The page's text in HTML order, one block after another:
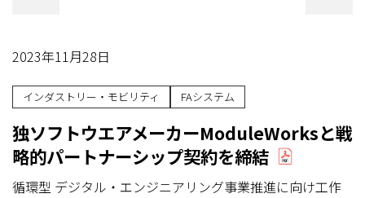
2023年11月28日
インダストリー・モビリティ FAシステム
独ソフトウエアメーカーModuleWorksと戦
略的パートナーシップ契約を締結
循環型 デジタル・エンジニアリング事業推進に向け工作